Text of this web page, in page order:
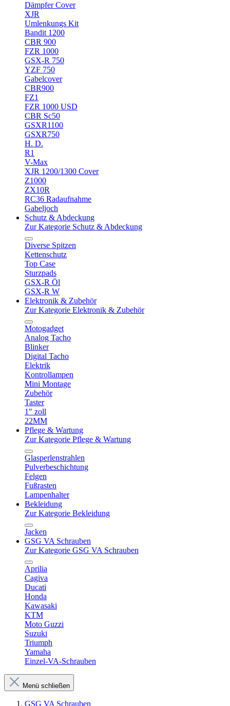
Dämpfer Cover
XJR
Umlenkungs Kit
Bandit 1200
CBR 900
FZR 1000
GSX-R 750
YZF 750
Gabelcover
CBR900
FZ1
FZR 1000 USD
CBR Sc50
GSXR1100
GSXR750
H. D.
R1
V-Max
XJR 1200/1300 Cover
Z1000
ZX10R
RC36 Radaufnahme
Gabeljoch
Schutz & Abdeckung
Zur Kategorie Schutz & Abdeckung
Diverse Spitzen
Kettenschutz
Top Case
Sturzpads
GSX-R Öl
GSX-R W
Elektronik & Zubehör
Zur Kategorie Elektronik & Zubehör
Motogadget
Analog Tacho
Blinker
Digital Tacho
Elektrik
Kontrollampen
Mini Montage
Zubehör
Taster
1" zoll
22MM
Pflege & Wartung
Zur Kategorie Pflege & Wartung
Glasperlenstrahlen
Pulverbeschichtung
Felgen
Fußrasten
Lampenhalter
Bekleidung
Zur Kategorie Bekleidung
Jacken
GSG VA Schrauben
Zur Kategorie GSG VA Schrauben
Aprilia
Cagiva
Ducati
Honda
Kawasaki
KTM
Moto Guzzi
Suzuki
Triumph
Yamaha
Einzel-VA-Schrauben
Menü schließen
GSG VA Schrauben